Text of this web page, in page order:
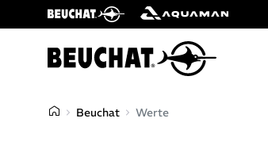
der Marken Beuchat und Aquaman
Beuchat Werte